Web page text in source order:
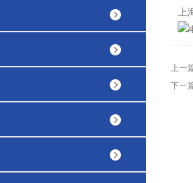
上
上一
下一